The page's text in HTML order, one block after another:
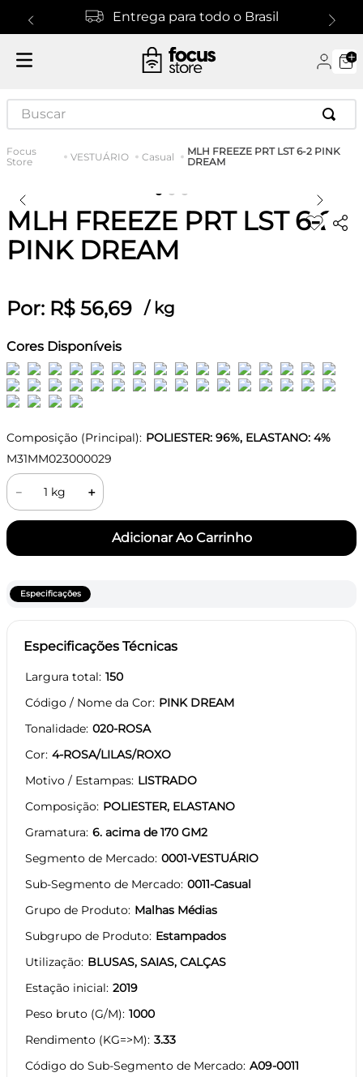
Entrega para todo o Brasil
Buscar
VESTUÁRIO Casual
MLH FREEZE PRT LST 6-2 PINK
DREAM
MLH FREEZE PRT LST 6-2
PINK DREAM
Por: R$ 56,69 / kg
Cores Disponíveis
Composição (Principal): POLIESTER: 96%, ELASTANO: 4%
M31MM023000029
＋
－
Especificações
Especificações Técnicas
Largura total 150
Código / Nome da Cor PINK DREAM
Tonalidade 020-ROSA
Cor 4-ROSA/LILAS/ROXO
Motivo / Estampas LISTRADO
Composição POLIESTER, ELASTANO
Gramatura 6. acima de 170 GM2
Segmento de Mercado 0001-VESTUÁRIO
Sub-Segmento de Mercado 0011-Casual
Grupo de Produto Malhas Médias
Subgrupo de Produto Estampados
Utilização BLUSAS, SAIAS, CALÇAS
Estação inicial 2019
Peso bruto (G/M) 1000
Rendimento (KG=>M) 3.33
Código do Sub-Segmento de Mercado A09-0011